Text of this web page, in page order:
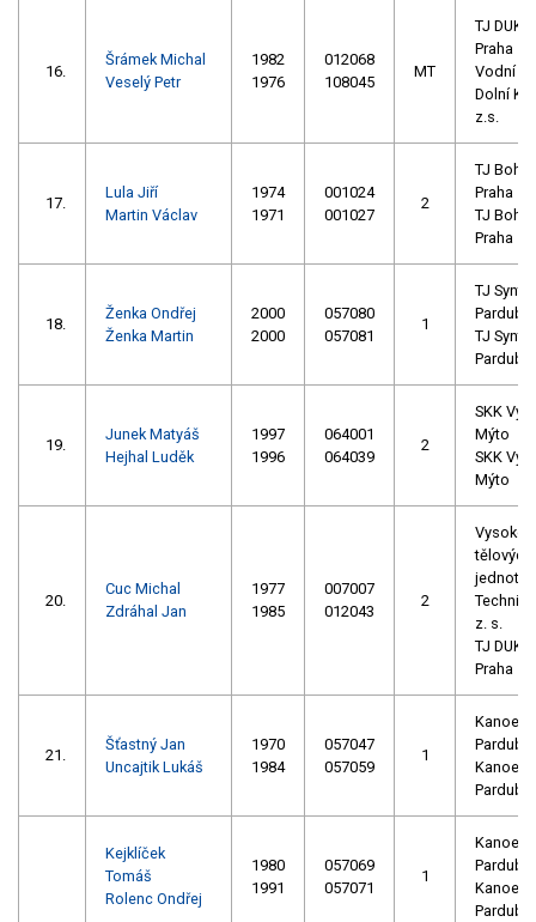
16.
Šrámek Michal
Veselý Petr
1982
1976
012068
108045
MT
TJ
Praha
Vodní
Dolní
z.s.
17.
Lula Jiří
Martin Václav
1974
1971
001024
001027
2
TJ
Praha
TJ
Praha
18.
Ženka Ondřej
Ženka Martin
2000
2000
057080
057081
1
TJ
TJ
19.
Junek Matyáš
Hejhal Luděk
1997
1996
064001
064039
2
SKK
Mýto
SKK
Mýto
20.
Cuc Michal
Zdráhal Jan
1977
1985
007007
012043
2
jednota
z. s.
TJ
Praha
21.
Šťastný Jan
Uncajtik Lukáš
1970
1984
057047
057059
1
Kanoe
Kanoe
Kejklíček
Tomáš
Rolenc Ondřej
1980
1991
057069
057071
1
Kanoe
Kanoe